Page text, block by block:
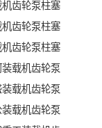
齿轮泵柱塞
齿轮泵柱塞
齿轮泵柱塞
载机齿轮泵
载机齿轮泵
载机齿轮泵